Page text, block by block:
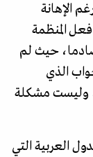
الإهانة
المنظمة
صادما، حيث لم
الذي
وليست مشكلة
العربية التي